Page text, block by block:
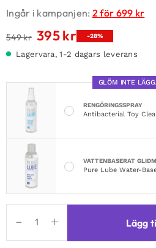
Ingår i kampanjen: 2 för 699 kr
549kr Det
priset
395krDet
priset
395 kr.
-28%
Lagervara, 1-2 dagars leverans
GLÖM INTE
RENGÖRINGSSPRAY
Antibacterial Toy
VATTENBASERAT
Pure Lube Water-
Butt
Plug
Lägg